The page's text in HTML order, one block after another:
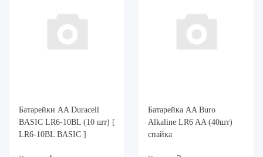
Батарейки AA Duracell
BASIC LR6-10BL (10 шт) [
LR6-10BL BASIC ]
Батарейка AA Buro
Alkaline LR6 AA (40шт)
спайка